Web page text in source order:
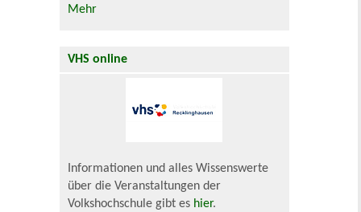
Mehr
VHS online
Informationen und alles Wissenswerte
über die Veranstaltungen der
Volkshochschule gibt es hier.